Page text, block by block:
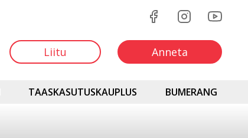
Liitu Anneta
TAASKASUTUSKAUPLUS BUMERANG